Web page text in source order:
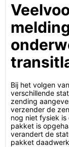
Bij het volgen
verschillende
zending
verzender de
nog niet fysiek
pakket is
verandert de
pakket